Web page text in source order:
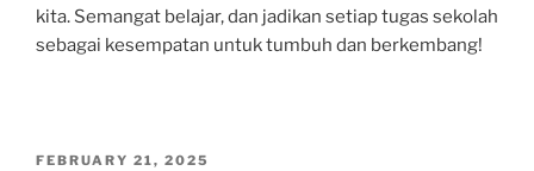
kita. Semangat belajar, dan jadikan setiap tugas sekolah
sebagai kesempatan untuk tumbuh dan berkembang!
POSTED
FEBRUARY 21, 2025